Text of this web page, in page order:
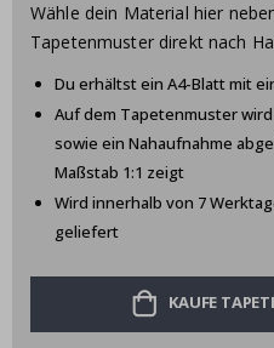
Wähle dein Material hier
Tapetenmuster direkt nach
Du erhältst ein A4-Blatt mit
Auf dem Tapetenmuster
sowie ein Nahaufnahme
Maßstab 1:1 zeigt
Wird innerhalb von 7
geliefert